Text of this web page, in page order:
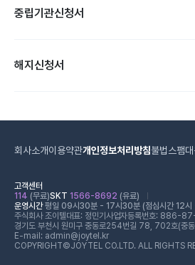
중립기관신청서
해지신청서
회사소개이용약관개인정보처리방침불법스팸대
고객센터
114 (무료)SKT 1566-8692 (유료)
운영시간평일 09시30분 - 17시30분 (점심시간 12시
주식회사 조이텔대표: 정민기 사업자등록번호: 886-
경기도 부천시 원미구 중동로254번길 78, 702호(중
E-mail: admin@joytel.kr
COPYRIGHT©JOYTEL CO.LTD. ALL RIGHTS